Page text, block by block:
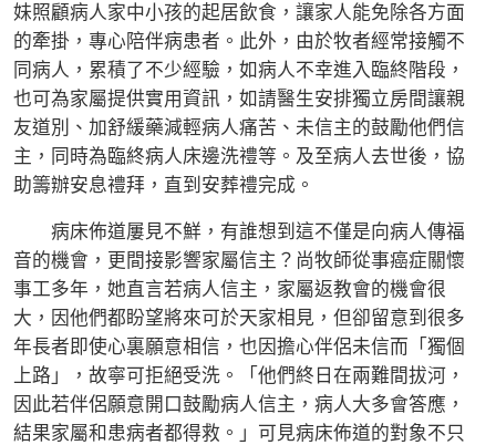
妹照顧病人家中小孩的起居飲食，讓家人能免除各方面
的牽掛，專心陪伴病患者。此外，由於牧者經常接觸不
同病人，累積了不少經驗，如病人不幸進入臨終階段，
也可為家屬提供實用資訊，如請醫生安排獨立房間讓親
友道別、加舒緩藥減輕病人痛苦、未信主的鼓勵他們信
主，同時為臨終病人床邊洗禮等。及至病人去世後，協
助籌辦安息禮拜，直到安葬禮完成。
病床佈道屢見不鮮，有誰想到這不僅是向病人傳福
音的機會，更間接影響家屬信主？尚牧師從事癌症關懷
事工多年，她直言若病人信主，家屬返教會的機會很
大，因他們都盼望將來可於天家相見，但卻留意到很多
年長者即使心裏願意相信，也因擔心伴侶未信而「獨個
上路」，故寧可拒絕受洗。「他們終日在兩難間拔河，
因此若伴侶願意開口鼓勵病人信主，病人大多會答應，
結果家屬和患病者都得救。」可見病床佈道的對象不只